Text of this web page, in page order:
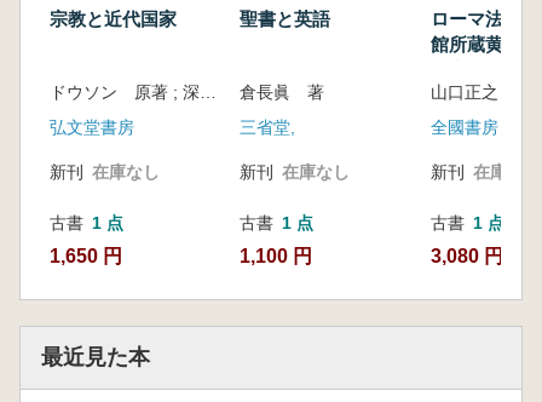
宗教と近代国家
ドウソン 原著 ; 深瀬基寛 訳
弘文堂書房
新刊 在庫なし
古書 1 点
1,650 円
聖書と英語
倉長眞 著
三省堂,
新刊 在庫なし
古書 1 点
1,100 円
ローマ法王
館所蔵黄嗣
山口正之 著
全國書房
新刊 在庫なし
古書 1 点
3,080 円
最近見た本